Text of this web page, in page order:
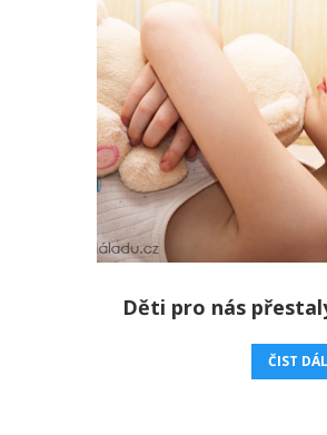
Děti pro nás
ČIST DÁL